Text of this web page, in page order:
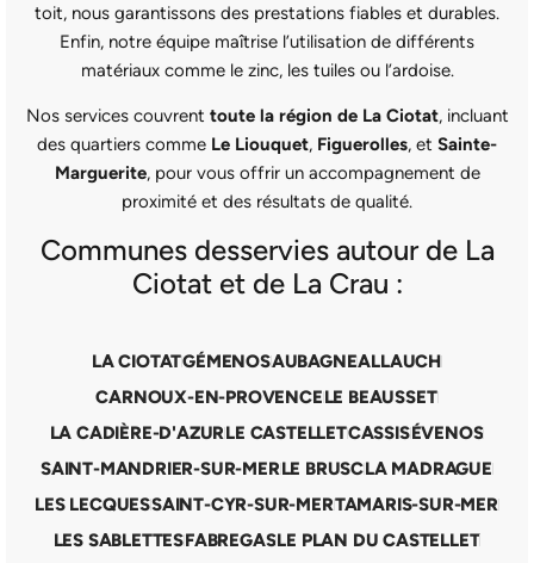
toit, nous garantissons des prestations fiables et durables.
Enfin, notre équipe maîtrise l’utilisation de différents
matériaux comme le zinc, les tuiles ou l’ardoise.
Nos services couvrent toute la région de La Ciotat, incluant
des quartiers comme Le Liouquet, Figuerolles, et Sainte-
Marguerite, pour vous offrir un accompagnement de
proximité et des résultats de qualité.
Communes desservies autour de La
Ciotat et de La Crau :
LA CIOTATGÉMENOSAUBAGNEALLAUCH
CARNOUX-EN-PROVENCELE BEAUSSET
LA CADIÈRE-D'AZURLE CASTELLETCASSISÉVENOS
SAINT-MANDRIER-SUR-MERLE BRUSCLA MADRAGUE
LES LECQUESSAINT-CYR-SUR-MERTAMARIS-SUR-MER
LES SABLETTESFABREGASLE PLAN DU CASTELLET